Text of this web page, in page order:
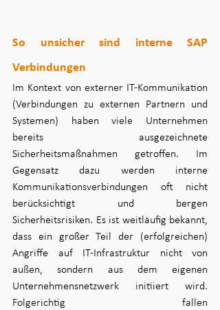
So unsicher sind interne SAP
Verbindungen
Im Kontext von externer IT-Kommunikation
(Verbindungen zu externen Partnern und
Systemen) haben viele Unternehmen
bereits ausgezeichnete
Sicherheitsmaßnahmen getroffen. Im
Gegensatz dazu werden interne
Kommunikationsverbindungen oft nicht
berücksichtigt und bergen
Sicherheitsrisiken. Es ist weitläufig bekannt,
dass ein großer Teil der (erfolgreichen)
Angriffe auf IT-Infrastruktur nicht von
außen, sondern aus dem eigenen
Unternehmensnetzwerk initiiert wird.
Folgerichtig fallen